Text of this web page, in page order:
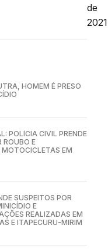
de
HOMEM É PRESO
POLÍCIA CIVIL PRENDE
ROUBO E
EM
SUSPEITOS POR
E
REALIZADAS EM
E ITAPECURU-MIRIM